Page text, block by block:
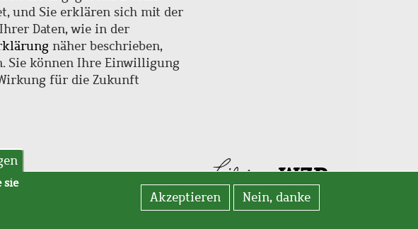
und Sie erklären sich mit der
Daten, wie in der
näher beschrieben,
Sie können Ihre Einwilligung
für die Zukunft
sie
Akzeptieren Nein, danke